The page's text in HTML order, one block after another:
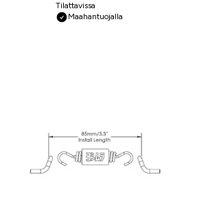
Tilattavissa
Maahantuojalla